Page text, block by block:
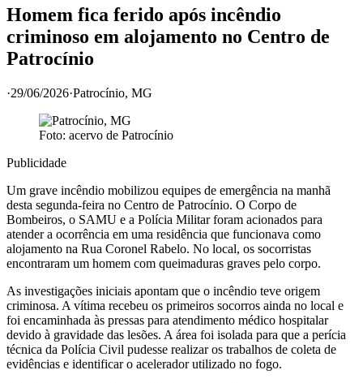
Homem fica ferido após incêndio
criminoso em alojamento no Centro de
Patrocínio
·29/06/2026·Patrocínio, MG
Foto: acervo de Patrocínio
Publicidade
Um grave incêndio mobilizou equipes de emergência na manhã
desta segunda-feira no Centro de Patrocínio. O Corpo de
Bombeiros, o SAMU e a Polícia Militar foram acionados para
atender a ocorrência em uma residência que funcionava como
alojamento na Rua Coronel Rabelo. No local, os socorristas
encontraram um homem com queimaduras graves pelo corpo.
As investigações iniciais apontam que o incêndio teve origem
criminosa. A vítima recebeu os primeiros socorros ainda no local e
foi encaminhada às pressas para atendimento médico hospitalar
devido à gravidade das lesões. A área foi isolada para que a perícia
técnica da Polícia Civil pudesse realizar os trabalhos de coleta de
evidências e identificar o acelerador utilizado no fogo.